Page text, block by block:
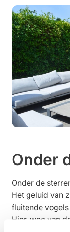
Onder
Onder de
Het geluid van
fluitende
Hier, weg van